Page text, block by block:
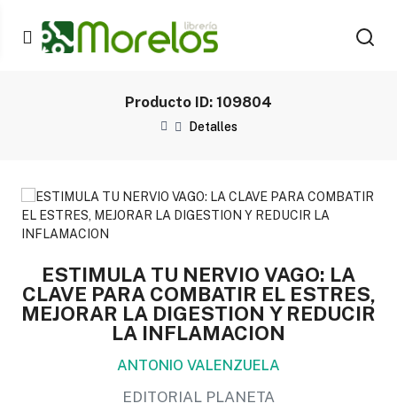
Producto ID: 109804
Detalles
ESTIMULA TU NERVIO VAGO: LA
CLAVE PARA COMBATIR EL ESTRES,
MEJORAR LA DIGESTION Y REDUCIR
LA INFLAMACION
ANTONIO VALENZUELA
EDITORIAL PLANETA